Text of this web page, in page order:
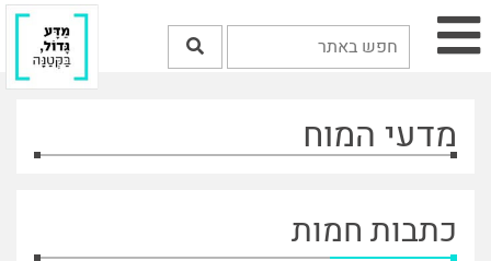
מדעי המוח
כתבות חמות